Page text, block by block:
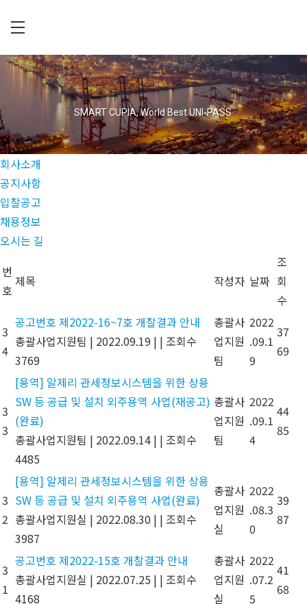
content
C
U
P
I
A
SMART CUPIA, World Best UNI-PASS
회사소개
공지사항
입찰공고
채용정보
오시는 길
번
호
제목 작성자 날짜
조
회
수
3
4
공고번호 제2022-16~7호 개찰결과 안내
총괄사업지원팀 | 2022.09.19 | | 조회수
3769
총괄사
업지원
팀
2022
.09.1
9
37
69
3
3
[용역] 알제리 관세정보시스템을 위한 상용
SW 등 공급 및 설치 외주용역 사업(재공고)
(완료)
총괄사업지원팀 | 2022.09.14 | | 조회수
4485
총괄사
업지원
팀
2022
.09.1
4
44
85
3
2
[용역] 알제리 관세정보시스템을 위한 상용
SW 등 공급 및 설치 외주용역 사업(완료)
총괄사업지원실 | 2022.08.30 | | 조회수
3987
총괄사
업지원
실
2022
.08.3
0
39
87
3
1
공고번호 제2022-15호 개찰결과 안내
총괄사업지원실 | 2022.07.25 | | 조회수
4168
총괄사
업지원
실
2022
.07.2
5
41
68